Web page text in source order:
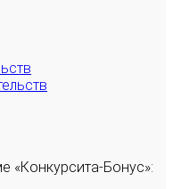
«Конкурсита-Бонус»: